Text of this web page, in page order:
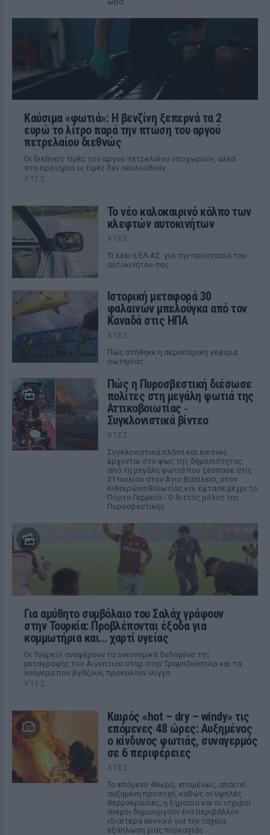
Καύσιμα «φωτιά»: Η βενζίνη ξεπερνά τα 2
ευρώ το λίτρο παρά την πτώση του αργού
πετρελαίου διεθνώς
Οι διεθνείς τιμές του αργού πετρελαίου υποχωρούν, αλλά
στα πρατήρια οι τιμές δεν ακολουθούν
ΧΤΕΣ
Το νέο καλοκαιρινό κόλπο των
κλεφτών αυτοκινήτων
ΧΤΕΣ
Tι λέει η ΕΛ.ΑΣ. για την προστασία του
αυτοκινήτου σας
Ιστορική μεταφορά 30
φαλαινών μπελούγκα από τον
Καναδά στις ΗΠΑ
ΧΤΕΣ
Πώς στήθηκε η αεροπορική γέφυρα
σωτηρίας
Πώς η Πυροσβεστική διέσωσε
πολίτες στη μεγάλη φωτιά της
Αττικοβοιωτίας ‑
Συγκλονιστικά βίντεο
ΧΤΕΣ
Συγκλονιστικά πλάνα και εικόνες
έρχονται στο φως της δημοσιότητας
από τη μεγάλη φωτιά που ξέσπασε στις
31 Ιουλίου στον Αγιο Βασίλειο, στον
Κιθαιρώνα Βοιωτίας και έφτασε μέχρι το
Πόρτο Γερμενό - Ο διττός ρόλος της
Πυροσβεστικής
Για αμύθητο συμβόλαιο του Σαλάχ γράφουν
στην Τουρκία: Προβλέπονται έξοδα για
κομμωτήρια και... χαρτί υγείας
Οι Τούρκοί αναφέρουν τα οικονομικά δεδομένα της
μεταγραφής του Αιγύπτιου σταρ στην Τραμπζονσπόρ και τα
νούμερα που βγάζουν, προκαλούν ίλιγγο
ΧΤΕΣ
Καιρός «hot – dry – windy» τις
επόμενες 48 ώρες: Αυξημένος
ο κίνδυνος φωτιάς, συναγερμός
σε 6 περιφέρειες
ΧΤΕΣ
Το επόμενο 48ωρο, επομένως, απαιτεί
αυξημένη προσοχή, καθώς οι υψηλές
θερμοκρασίες, η ξηρασία και οι ισχυροί
άνεμοι δημιουργούν ένα περιβάλλον
ιδιαίτερα ευνοϊκό για την ταχεία
εξάπλωση μιας πυρκαγιάς